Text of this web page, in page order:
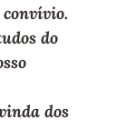
do
dos